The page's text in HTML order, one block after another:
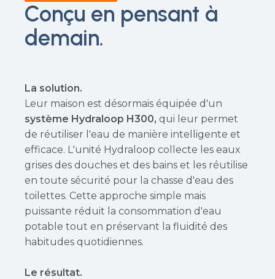
Conçu en pensant à
demain.
La solution.
Leur maison est désormais équipée d'un
système Hydraloop H300, qui leur permet
de réutiliser l'eau de manière intelligente et
efficace. L'unité Hydraloop collecte les eaux
grises des douches et des bains et les réutilise
en toute sécurité pour la chasse d'eau des
toilettes. Cette approche simple mais
puissante réduit la consommation d'eau
potable tout en préservant la fluidité des
habitudes quotidiennes.
Le résultat.